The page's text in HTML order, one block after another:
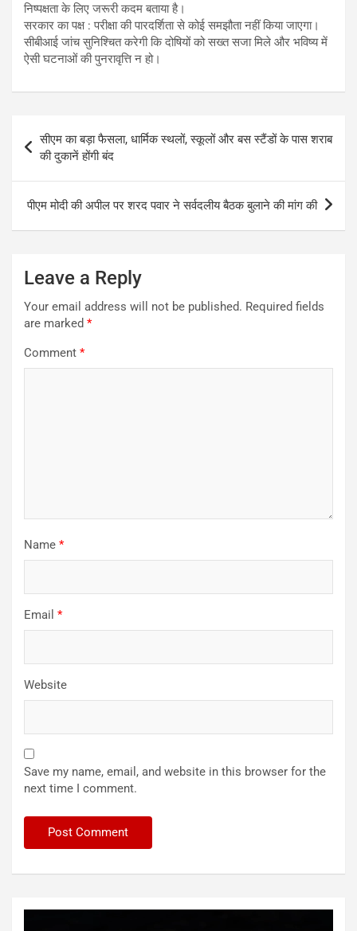
निष्पक्षता के लिए जरूरी कदम बताया है।
सरकार का पक्ष : परीक्षा की पारदर्शिता से कोई समझौता नहीं किया जाएगा।
सीबीआई जांच सुनिश्चित करेगी कि दोषियों को सख्त सजा मिले और भविष्य में
ऐसी घटनाओं की पुनरावृत्ति न हो।
navigation
सीएम का बड़ा फैसला, धार्मिक स्थलों, स्कूलों और बस स्टैंडों के पास शराब
की दुकानें होंगी बंद
पीएम मोदी की अपील पर शरद पवार ने सर्वदलीय बैठक बुलाने की मांग की
Leave a Reply
Your email address will not be published. Required fields
are marked *
Comment *
Name *
Email *
Website
Save my name, email, and website in this browser for the
next time I comment.